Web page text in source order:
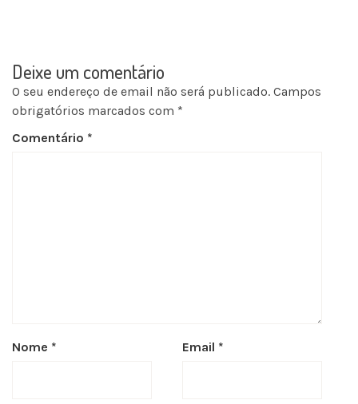
Deixe um comentário
O seu endereço de email não será publicado. Campos
obrigatórios marcados com *
Comentário *
Nome * Email *